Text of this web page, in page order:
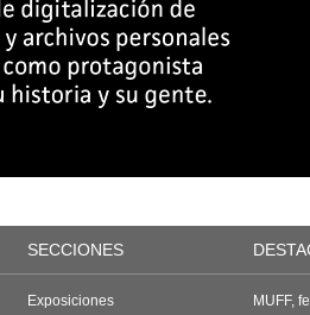
SECCIONES
Exposiciones
MUFF,